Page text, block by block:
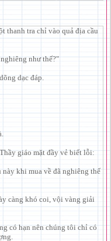
thanh tra chỉ vào quả địa cầu
như thế?"
dạc đáp.
giáo mặt đầy vẻ biết lỗi:
này khi mua về đã nghiêng thế
càng khó coi, vội vàng giải
có hạn nên chúng tôi chỉ có